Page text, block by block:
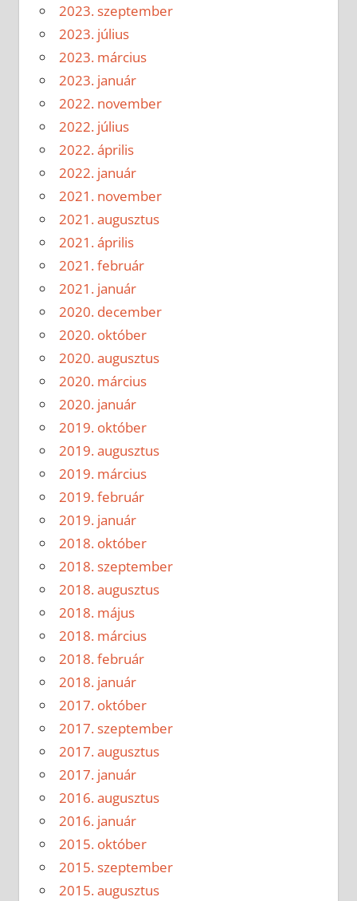
2023. szeptember
2023. július
2023. március
2023. január
2022. november
2022. július
2022. április
2022. január
2021. november
2021. augusztus
2021. április
2021. február
2021. január
2020. december
2020. október
2020. augusztus
2020. március
2020. január
2019. október
2019. augusztus
2019. március
2019. február
2019. január
2018. október
2018. szeptember
2018. augusztus
2018. május
2018. március
2018. február
2018. január
2017. október
2017. szeptember
2017. augusztus
2017. január
2016. augusztus
2016. január
2015. október
2015. szeptember
2015. augusztus